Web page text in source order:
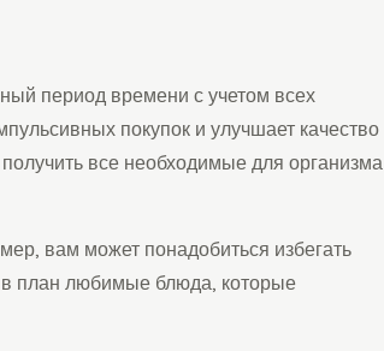
период времени с учетом всех
покупок и улучшает качество
все необходимые для организма
вам может понадобиться избегать
в план любимые блюда, которые